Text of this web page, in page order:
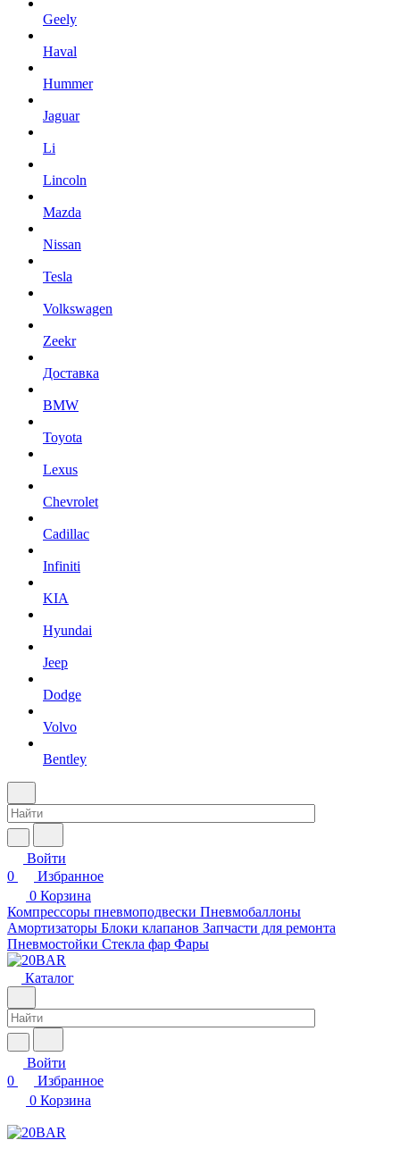
Geely
Haval
Hummer
Jaguar
Li
Lincoln
Mazda
Nissan
Tesla
Volkswagen
Zeekr
Доставка
BMW
Toyota
Lexus
Chevrolet
Cadillac
Infiniti
KIA
Hyundai
Jeep
Dodge
Volvo
Bentley
Войти
0
Избранное
0 Корзина
Компрессоры пневмоподвески Пневмобаллоны
Амортизаторы Блоки клапанов Запчасти для ремонта
Пневмостойки Стекла фар Фары
Каталог
Войти
0
Избранное
0 Корзина